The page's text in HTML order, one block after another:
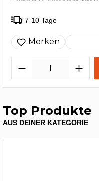
7-10 Tage
Merken
Top Produkte
AUS DEINER KATEGORIE